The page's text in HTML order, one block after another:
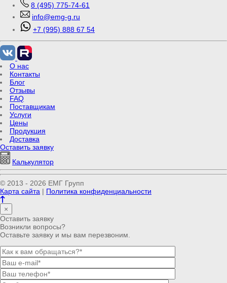
8 (495) 775-74-61
info@emg-g.ru
+7 (995) 888 67 54
О нас
Контакты
Блог
Отзывы
FAQ
Поставщикам
Услуги
Цены
Продукция
Доставка
Оставить заявку
Калькулятор
© 2013 - 2026 ЕМГ Групп
Карта сайта | Политика конфиденциальности
×
Оставить заявку
Возникли вопросы?
Оставьте заявку и мы вам перезвоним.